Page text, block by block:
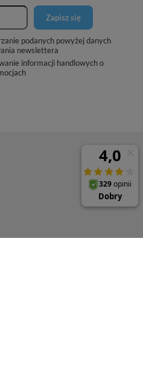
Zapisz się
podanych powyżej danych
newslettera
informacji handlowych o